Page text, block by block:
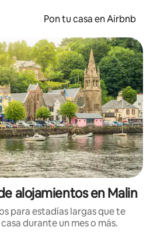
Pon tu casa en Airbnb
alojamientos en Malin
para estadías largas que te
durante un mes o más.